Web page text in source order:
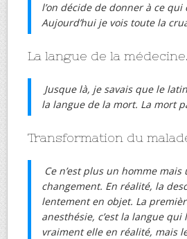
l’on décide de donner à ce
Aujourd’hui je vois toute la
La langue de la médecine.
Jusque là, je savais que le
la langue de la mort. La mort
Transformation du
Ce n’est plus un homme
changement. En réalité, la
lentement en objet. La
anesthésie, c’est la langue
vraiment elle en réalité, mais